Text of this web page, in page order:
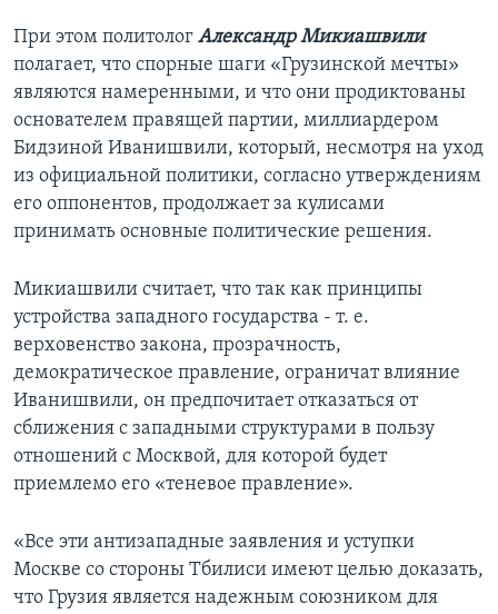
При этом политолог Александр Микиашвили
полагает, что спорные шаги «Грузинской мечты»
являются намеренными, и что они продиктованы
основателем правящей партии, миллиардером
Бидзиной Иванишвили, который, несмотря на уход
из официальной политики, согласно утверждениям
его оппонентов, продолжает за кулисами
принимать основные политические решения.
Микиашвили считает, что так как принципы
устройства западного государства - т. е.
верховенство закона, прозрачность,
демократическое правление, ограничат влияние
Иванишвили, он предпочитает отказаться от
сближения с западными структурами в пользу
отношений с Москвой, для которой будет
приемлемо его «теневое правление».
«Все эти антизападные заявления и уступки
Москве со стороны Тбилиси имеют целью доказать,
что Грузия является надежным союзником для